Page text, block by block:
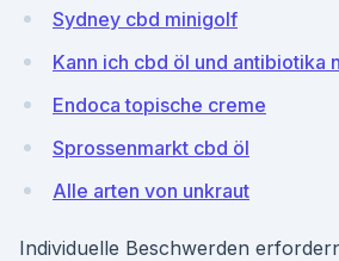
Sydney cbd minigolf
Kann ich cbd öl und antibiotika
Endoca topische creme
Sprossenmarkt cbd öl
Alle arten von unkraut
Individuelle Beschwerden